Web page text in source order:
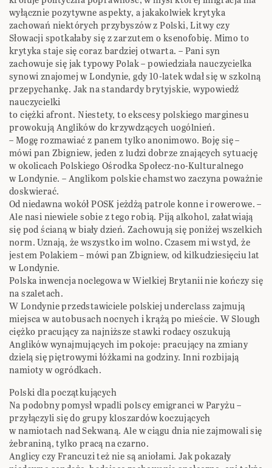
wyłącznie pozytywne aspekty, a jakakolwiek krytyka
zachowań niektórych przybyszów z Polski, Litwy czy
Słowacji spotkałaby się z zarzutem o ksenofobię. Mimo to
krytyka staje się coraz bardziej otwarta. – Pani syn
zachowuje się jak typowy Polak – powiedziała nauczycielka
synowi znajomej w Londynie, gdy 10-latek wdał się w szkolną
przepychankę. Jak na standardy brytyjskie, wypowiedź
nauczycielki
to ciężki afront. Niestety, to ekscesy polskiego marginesu
prowokują Anglików do krzywdzących uogólnień.
– Mogę rozmawiać z panem tylko anonimowo. Boję się –
mówi pan Zbigniew, jeden z ludzi dobrze znających sytuację
w okolicach Polskiego Ośrodka Społecz-no-Kulturalnego
w Londynie. – Anglikom polskie chamstwo zaczyna poważnie
doskwierać.
Od niedawna wokół POSK jeżdżą patrole konne i rowerowe. –
Ale nasi niewiele sobie z tego robią. Piją alkohol, załatwiają
się pod ścianą w biały dzień. Zachowują się poniżej wszelkich
norm. Uznają, że wszystko im wolno. Czasem mi wstyd, że
jestem Polakiem – mówi pan Zbigniew, od kilkudziesięciu lat
w Londynie.
Polska inwencja noclegowa w Wielkiej Brytanii nie kończy się
na szaletach.
W Londynie przedstawiciele polskiej underclass zajmują
miejsca w autobusach nocnych i krążą po mieście. W Slough
ciężko pracujący za najniższe stawki rodacy oszukują
Anglików wynajmujących im pokoje: pracujący na zmiany
dzielą się piętrowymi łóżkami na godziny. Inni rozbijają
namioty w ogródkach.
Polski dla początkujących
Na podobny pomysł wpadli polscy emigranci w Paryżu –
przyłączyli się do grupy kloszardów koczujących
w namiotach nad Sekwaną. Ale w ciągu dnia nie zajmowali się
żebraniną, tylko pracą na czarno.
Anglicy czy Francuzi też nie są aniołami. Jak pokazały